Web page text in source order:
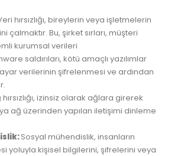
hırsızlığı, bireylerin veya işletmelerin
çalmaktır. Bu, şirket sırları, müşteri
kurumsal verileri
saldırıları, kötü amaçlı yazılımlar
verilerinin şifrelenmesi ve ardından
hırsızlığı, izinsiz olarak ağlara girerek
ağ üzerinden yapılan iletişimi dinleme
Sosyal mühendislik, insanların
yoluyla kişisel bilgilerini, şifrelerini veya